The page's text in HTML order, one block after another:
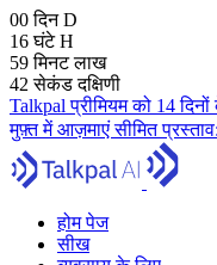
00 दिनD
16 घंटेH
59 मिनटलाख
41 सेकंडदक्षिणी
Talkpal प्रीमियम को 14
मुफ़्त में आज़माएंसीमित प्रस्ताव:
होम पेज
सीख